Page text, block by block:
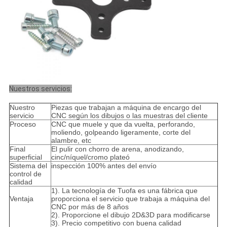
Nuestros servicios:
Nuestro
servicio
Piezas que trabajan a máquina de encargo del
CNC según los dibujos o las muestras del cliente
Proceso
CNC que muele y que da vuelta, perforando,
moliendo, golpeando ligeramente, corte del
alambre, etc
Final
superficial
El pulir con chorro de arena, anodizando,
cinc/níquel/cromo plateó
Sistema del
control de
calidad
inspección 100% antes del envío
Ventaja
1). La tecnología de Tuofa es una fábrica que
proporciona el servicio que trabaja a máquina del
CNC por más de 8 años
2). Proporcione el dibujo 2D&3D para modificarse
3). Precio competitivo con buena calidad